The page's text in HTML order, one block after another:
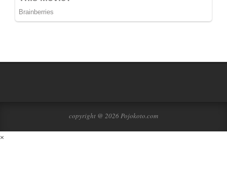
copyright @ 2026 Pojokoto.com
×